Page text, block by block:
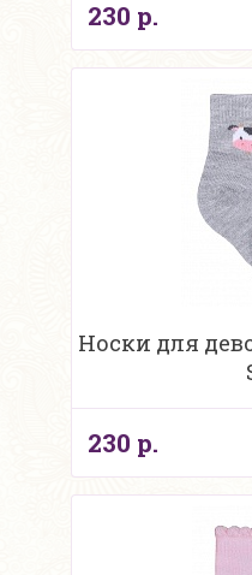
230 р.
Носки для
230 р.